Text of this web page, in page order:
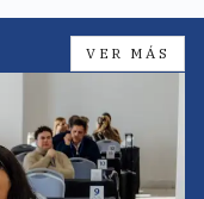
VER MÁS